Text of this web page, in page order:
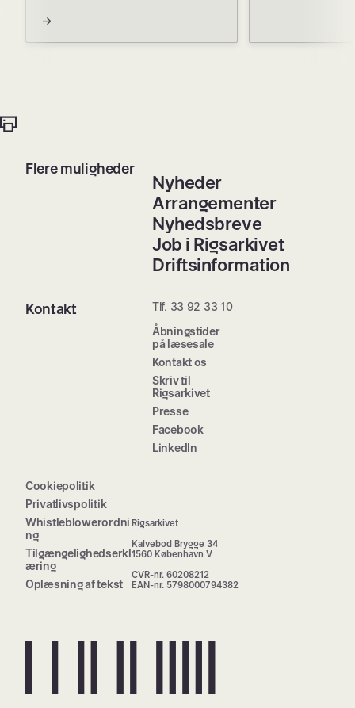
Flere muligheder
Nyheder
Arrangementer
Nyhedsbreve
Job i Rigsarkivet
Driftsinformation
Kontakt
Tlf. 33 92 33 10
Åbningstider
på læsesale
Kontakt os
Skriv til
Rigsarkivet
Presse
Facebook
LinkedIn
Cookiepolitik
Privatlivspolitik
Whistleblowerordni
ng
Tilgængelighedserkl
æring
Oplæsning af tekst
Rigsarkivet
Kalvebod Brygge 34
1560 København V
CVR-nr. 60208212
EAN-nr. 5798000794382